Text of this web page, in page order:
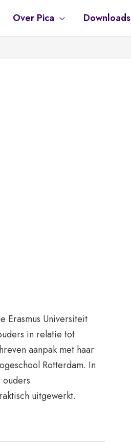
Over Pica Downloads
Erasmus Universiteit
in relatie tot
aanpak met haar
Rotterdam. In
uitgewerkt.